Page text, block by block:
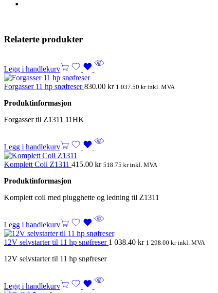
Relaterte produkter
Legg i handlekurv
Forgasser 11 hp snøfreser830.00 kr 1 037.50 krinkl. MVA
Produktinformasjon
Forgasser til Z1311 11HK
Legg i handlekurv
Komplett Coil Z1311 415.00 kr 518.75 krinkl. MVA
Produktinformasjon
Komplett coil med plugghette og ledning til Z1311
Legg i handlekurv
12V selvstarter til 11 hp snøfreser 1 038.40 kr 1 298.00 krinkl. MVA
12V selvstarter til 11 hp snøfreser
Legg i handlekurv